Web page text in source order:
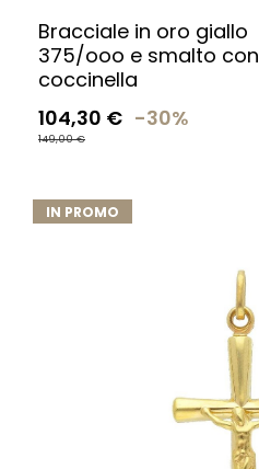
Bracciale in oro giallo
375/ooo e smalto con
coccinella
104,30 € -30%
149,00 €
IN PROMO